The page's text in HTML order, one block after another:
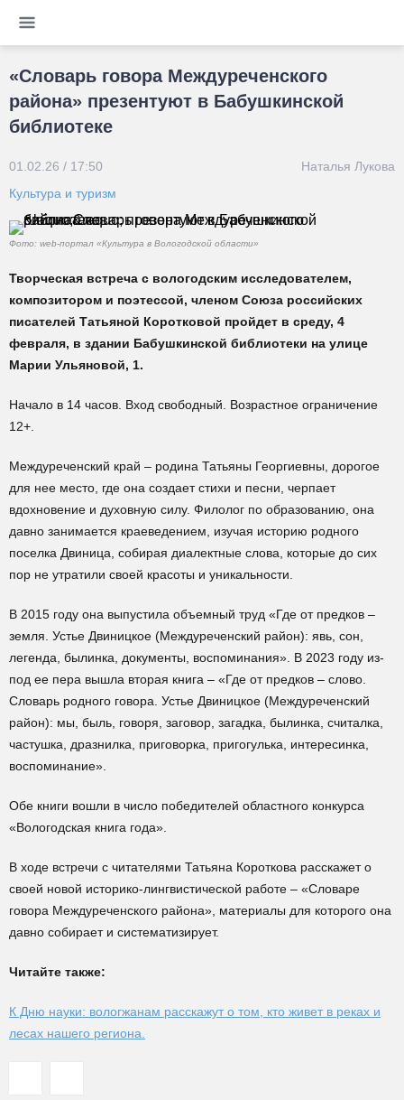
«Словарь говора Междуреченского
района» презентуют в Бабушкинской
библиотеке
01.02.26 / 17:50
Наталья Лукова
Культура и туризм
Фото: web-портал «Культура в Вологодской области»
Творческая встреча с вологодским исследователем,
композитором и поэтессой, членом Союза российских
писателей Татьяной Коротковой пройдет в среду, 4
февраля, в здании Бабушкинской библиотеки на улице
Марии Ульяновой, 1.
Начало в 14 часов. Вход свободный. Возрастное ограничение
12+.
Междуреченский край – родина Татьяны Георгиевны, дорогое
для нее место, где она создает стихи и песни, черпает
вдохновение и духовную силу. Филолог по образованию, она
давно занимается краеведением, изучая историю родного
поселка Двиница, собирая диалектные слова, которые до сих
пор не утратили своей красоты и уникальности.
В 2015 году она выпустила объемный труд «Где от предков –
земля. Устье Двиницкое (Междуреченский район): явь, сон,
легенда, былинка, документы, воспоминания». В 2023 году из-
под ее пера вышла вторая книга – «Где от предков – слово.
Словарь родного говора. Устье Двиницкое (Междуреченский
район): мы, быль, говоря, заговор, загадка, былинка, считалка,
частушка, дразнилка, приговорка, пригогулька, интересинка,
воспоминание».
Обе книги вошли в число победителей областного конкурса
«Вологодская книга года».
В ходе встречи с читателями Татьяна Короткова расскажет о
своей новой историко-лингвистической работе – «Словаре
говора Междуреченского района», материалы для которого она
давно собирает и систематизирует.
Читайте также:
К Дню науки: вологжанам расскажут о том, кто живет в реках и
лесах нашего региона.